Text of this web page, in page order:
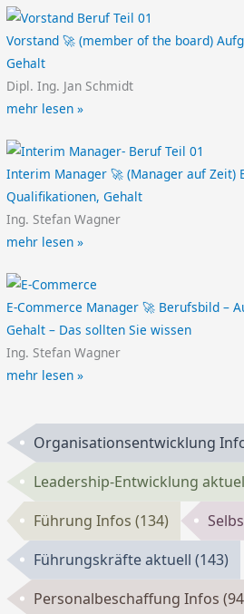
Vorstand 🚀 (member of the board)
Gehalt
Dipl. Ing. Jan Schmidt
mehr lesen »
Interim Manager 🚀 (Manager auf Zeit)
Qualifikationen, Gehalt
Ing. Stefan Wagner
mehr lesen »
E-Commerce Manager 🚀 Berufsbild –
Gehalt – Das sollten Sie wissen
Ing. Stefan Wagner
mehr lesen »
Organisationsentwicklung
Leadership-Entwicklung
Führung Infos(134)
Führungskräfte aktuell(143)
Personalbeschaffung Infos